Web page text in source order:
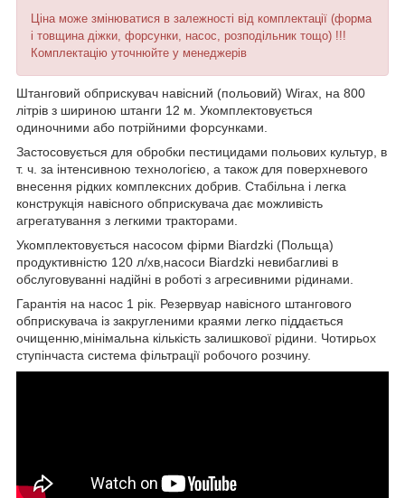
Ціна може змінюватися в залежності від комплектації (форма
і товщина діжки, форсунки, насос, розподільник тощо) !!!
Комплектацію уточнюйте у менеджерів
Штанговий обприскувач навісний (польовий) Wirax, на 800
літрів з шириною штанги 12 м. Укомплектовується
одиночними або потрійними форсунками.
Застосовується для обробки пестицидами польових культур, в
т. ч. за інтенсивною технологією, а також для поверхневого
внесення рідких комплексних добрив. Стабільна і легка
конструкція навісного обприскувача дає можливість
агрегатування з легкими тракторами.
Укомплектовується насосом фірми Biardzki (Польща)
продуктивністю 120 л/хв,насоси Biardzki невибагливі в
обслуговуванні надійні в роботі з агресивними рідинами.
Гарантія на насос 1 рік. Резервуар навісного штангового
обприскувача із закругленими краями легко піддається
очищенню,мінімальна кількість залишкової рідини. Чотирьох
ступінчаста система фільтрації робочого розчину.